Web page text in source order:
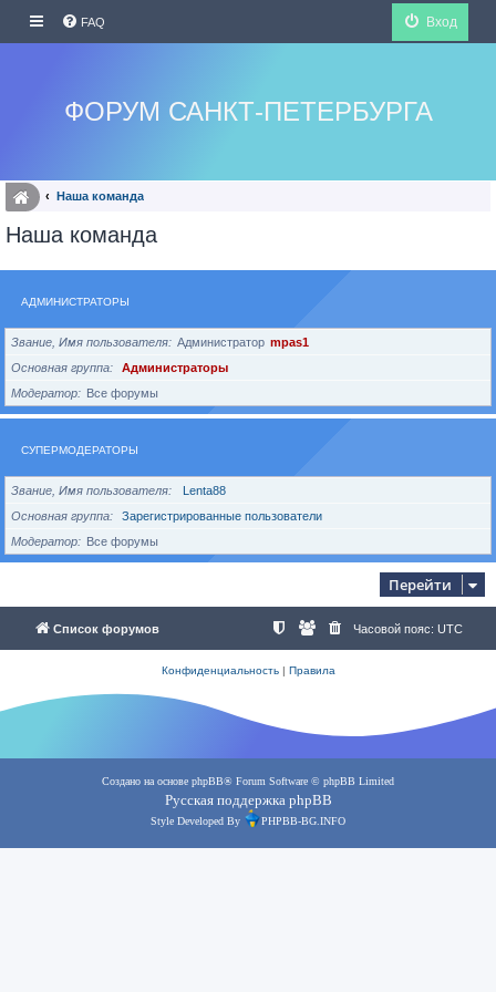
FAQ Вход
ФОРУМ САНКТ-ПЕТЕРБУРГА
Наша команда
Наша команда
АДМИНИСТРАТОРЫ
Звание, Имя пользователя Администратор mpas1
Основная группа
Администраторы
Модератор
Все форумы
СУПЕРМОДЕРАТОРЫ
Звание, Имя пользователя
Lenta88
Основная группа
Зарегистрированные пользователи
Модератор
Все форумы
Перейти
Список форумов Часовой пояс: UTC
Конфиденциальность| Правила
Создано на основе phpBB® Forum Software © phpBB Limited
Русская поддержка phpBB
Style Developed By PHPBB-BG.INFO